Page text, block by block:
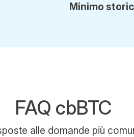
Minimo
FAQ cbBTC
alle domande più